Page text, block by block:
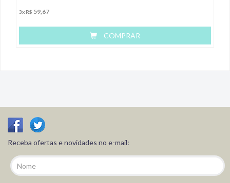
3x R$ 59,67
COMPRAR
Receba ofertas e novidades no e-mail: